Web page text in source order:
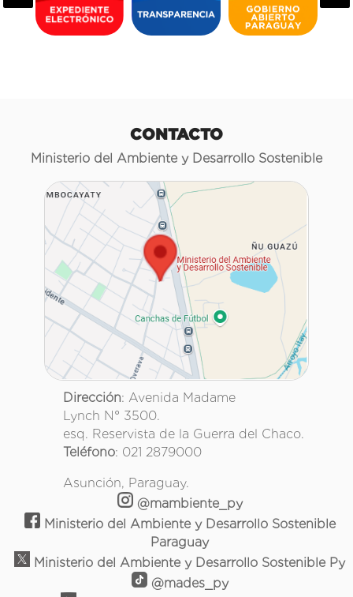
CONTACTO
Ministerio del Ambiente y Desarrollo Sostenible
Dirección: Avenida Madame
Lynch N° 3500.
esq. Reservista de la Guerra del Chaco.
Teléfono: 021 2879000
Asunción, Paraguay.
@mambiente_py
Ministerio del Ambiente y Desarrollo Sostenible
Paraguay
Ministerio del Ambiente y Desarrollo Sostenible Py
@mades_py